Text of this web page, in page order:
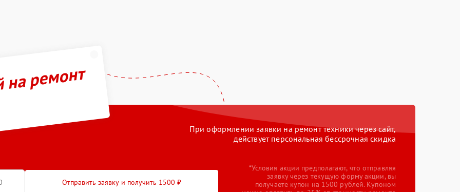
ремонт
При оформлении заявки на ремонт техники через сайт,
действует персональная бессрочная скидка
Отправить заявку и получить 1500 ₽
*Условия акции предполагают, что отправляя
заявку через текущую форму акции, вы
получаете купон на 1500 рублей. Купоном